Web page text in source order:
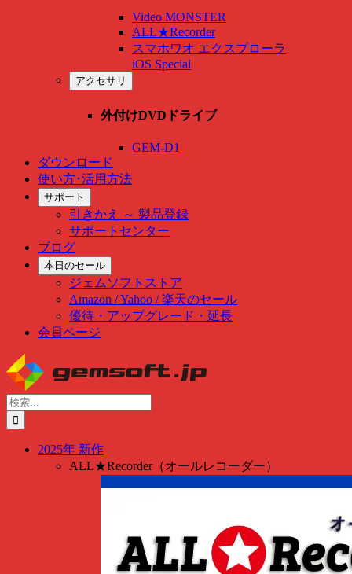
Video MONSTER
ALL★Recorder
スマホワオ エクスプローラ
iOS Special
アクセサリ
外付けDVDドライブ
GEM-D1
ダウンロード
使い方･活用方法
サポート
引きかえ ～ 製品登録
サポートセンター
ブログ
本日のセール
ジェムソフトストア
Amazon / Yahoo / 楽天のセール
優待・アップグレード・延長
会員ページ
Skip
to
content
検
索
…
2025年 新作
ALL★Recorder（オールレコーダー）